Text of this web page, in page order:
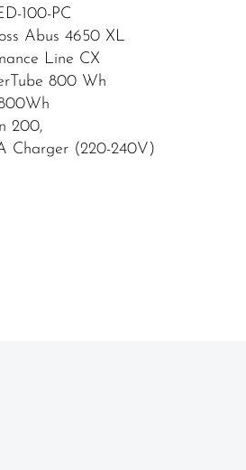
100-PC
Abus 4650 XL
Line CX
800 Wh
200,
Charger (220-240V)